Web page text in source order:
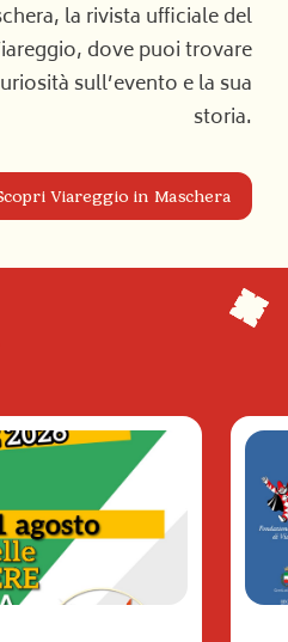
la rivista ufficiale del
dove puoi trovare
sull’evento e la sua
storia.
Viareggio in Maschera